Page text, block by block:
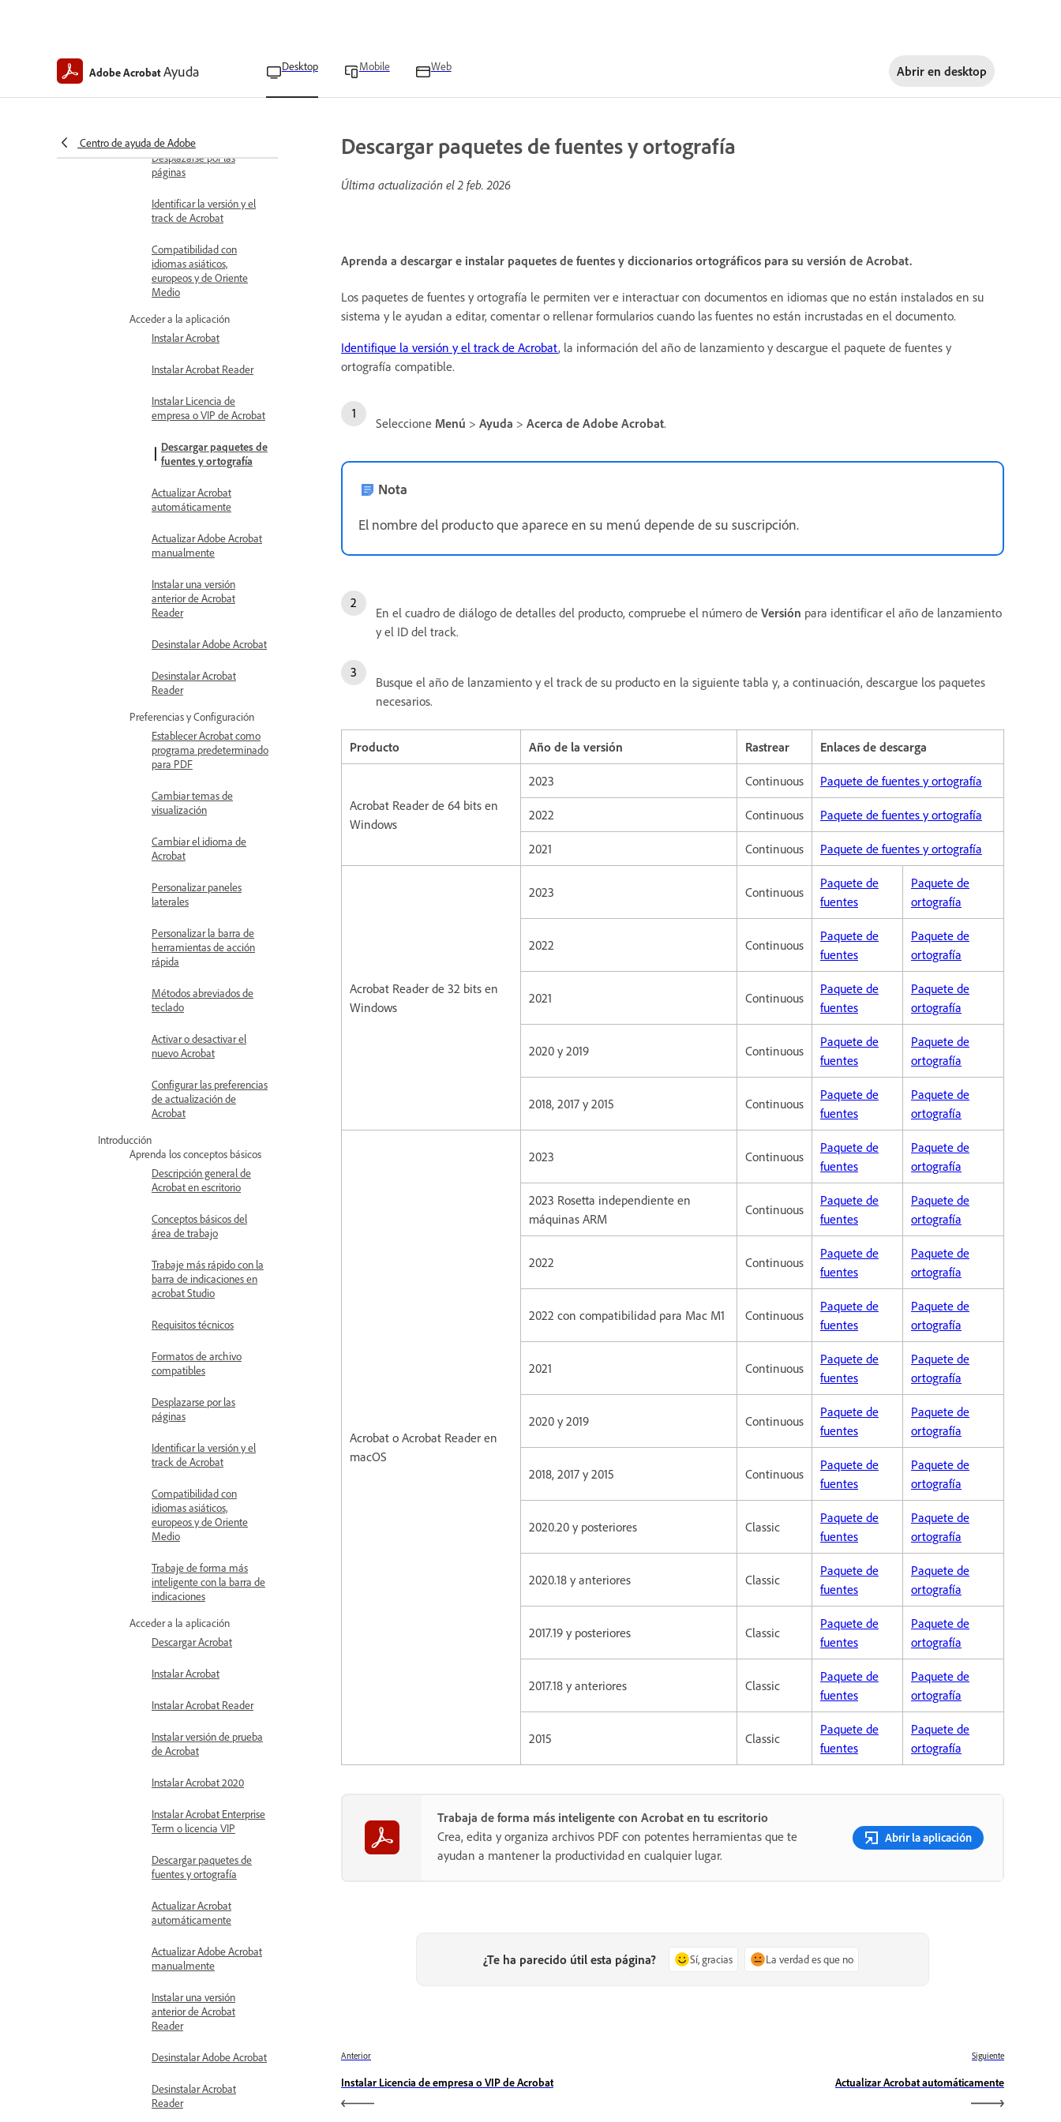
Adobe AcrobatAyuda Desktop Mobile Web Abrir en desktop
Centro de ayuda de Adobe
Requisitos técnicos
Desplazarse por las
páginas
Identificar la versión y el
track de Acrobat
Compatibilidad con
idiomas asiáticos,
europeos y de Oriente
Medio
Acceder a la aplicación
Instalar Acrobat
Instalar Acrobat Reader
Instalar Licencia de
empresa o VIP de Acrobat
Descargar paquetes de
fuentes y ortografía
Actualizar Acrobat
automáticamente
Actualizar Adobe Acrobat
manualmente
Instalar una versión
anterior de Acrobat
Reader
Desinstalar Adobe Acrobat
Desinstalar Acrobat
Reader
Preferencias y Configuración
Establecer Acrobat como
programa predeterminado
para PDF
Cambiar temas de
visualización
Cambiar el idioma de
Acrobat
Personalizar paneles
laterales
Personalizar la barra de
herramientas de acción
rápida
Métodos abreviados de
teclado
Activar o desactivar el
nuevo Acrobat
Configurar las preferencias
de actualización de
Acrobat
Introducción
Aprenda los conceptos básicos
Descripción general de
Acrobat en escritorio
Conceptos básicos del
área de trabajo
Trabaje más rápido con la
barra de indicaciones en
acrobat Studio
Requisitos técnicos
Formatos de archivo
compatibles
Desplazarse por las
páginas
Identificar la versión y el
track de Acrobat
Compatibilidad con
idiomas asiáticos,
europeos y de Oriente
Medio
Trabaje de forma más
inteligente con la barra de
indicaciones
Acceder a la aplicación
Descargar Acrobat
Instalar Acrobat
Instalar Acrobat Reader
Instalar versión de prueba
de Acrobat
Instalar Acrobat 2020
Instalar Acrobat Enterprise
Term o licencia VIP
Descargar paquetes de
fuentes y ortografía
Actualizar Acrobat
automáticamente
Actualizar Adobe Acrobat
manualmente
Instalar una versión
anterior de Acrobat
Reader
Desinstalar Adobe Acrobat
Desinstalar Acrobat
Reader
Descargar paquetes de fuentes y ortografía
Última actualización el2 feb. 2026
Aprenda a descargar e instalar paquetes de fuentes y diccionarios ortográficos para su versión de Acrobat.
Los paquetes de fuentes y ortografía le permiten ver e interactuar con documentos en idiomas que no están instalados en su
sistema y le ayudan a editar, comentar o rellenar formularios cuando las fuentes no están incrustadas en el documento.
Identifique la versión y el track de Acrobat, la información del año de lanzamiento y descargue el paquete de fuentes y
ortografía compatible.
Seleccione Menú > Ayuda > Acerca de Adobe Acrobat.
Nota
El nombre del producto que aparece en su menú depende de su suscripción.
En el cuadro de diálogo de detalles del producto, compruebe el número de Versión para identificar el año de lanzamiento
y el ID del track.
Busque el año de lanzamiento y el track de su producto en la siguiente tabla y, a continuación, descargue los paquetes
necesarios.
Producto Año de la versión Rastrear Enlaces de descarga
Acrobat Reader de 64 bits en
Windows
2023 Continuous Paquete de fuentes y ortografía
2022 Continuous Paquete de fuentes y ortografía
2021 Continuous Paquete de fuentes y ortografía
Acrobat Reader de 32 bits en
Windows
2023 Continuous
Paquete de
fuentes
Paquete de
ortografía
2022 Continuous
Paquete de
fuentes
Paquete de
ortografía
2021 Continuous
Paquete de
fuentes
Paquete de
ortografía
2020 y 2019 Continuous
Paquete de
fuentes
Paquete de
ortografía
2018, 2017 y 2015 Continuous
Paquete de
fuentes
Paquete de
ortografía
Acrobat o Acrobat Reader en
macOS
2023 Continuous
Paquete de
fuentes
Paquete de
ortografía
2023 Rosetta independiente en
máquinas ARM
Continuous
Paquete de
fuentes
Paquete de
ortografía
2022 Continuous
Paquete de
fuentes
Paquete de
ortografía
2022 con compatibilidad para Mac M1 Continuous
Paquete de
fuentes
Paquete de
ortografía
2021 Continuous
Paquete de
fuentes
Paquete de
ortografía
2020 y 2019 Continuous
Paquete de
fuentes
Paquete de
ortografía
2018, 2017 y 2015 Continuous
Paquete de
fuentes
Paquete de
ortografía
2020.20 y posteriores Classic
Paquete de
fuentes
Paquete de
ortografía
2020.18 y anteriores Classic
Paquete de
fuentes
Paquete de
ortografía
2017.19 y posteriores Classic
Paquete de
fuentes
Paquete de
ortografía
2017.18 y anteriores Classic
Paquete de
fuentes
Paquete de
ortografía
2015 Classic
Paquete de
fuentes
Paquete de
ortografía
Trabaja de forma más inteligente con Acrobat en tu escritorio
Crea, edita y organiza archivos PDF con potentes herramientas que te
ayudan a mantener la productividad en cualquier lugar.
Abrir la aplicación
¿Te ha parecido útil esta página? Sí, gracias La verdad es que no
Anterior
Instalar Licencia de empresa o VIP de Acrobat
Siguiente
Actualizar Acrobat automáticamente